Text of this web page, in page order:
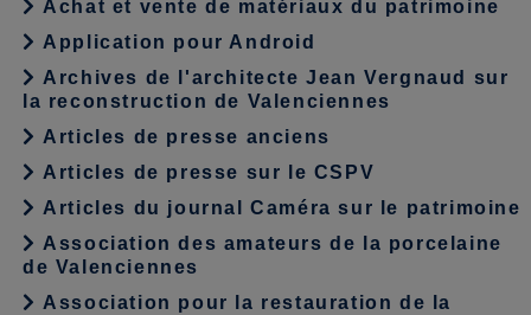
Achat et vente de matériaux du patrimoine
Application pour Android
Archives de l'architecte Jean Vergnaud sur
la reconstruction de Valenciennes
Articles de presse anciens
Articles de presse sur le CSPV
Articles du journal Caméra sur le patrimoine
Association des amateurs de la porcelaine
de Valenciennes
Association pour la restauration de la